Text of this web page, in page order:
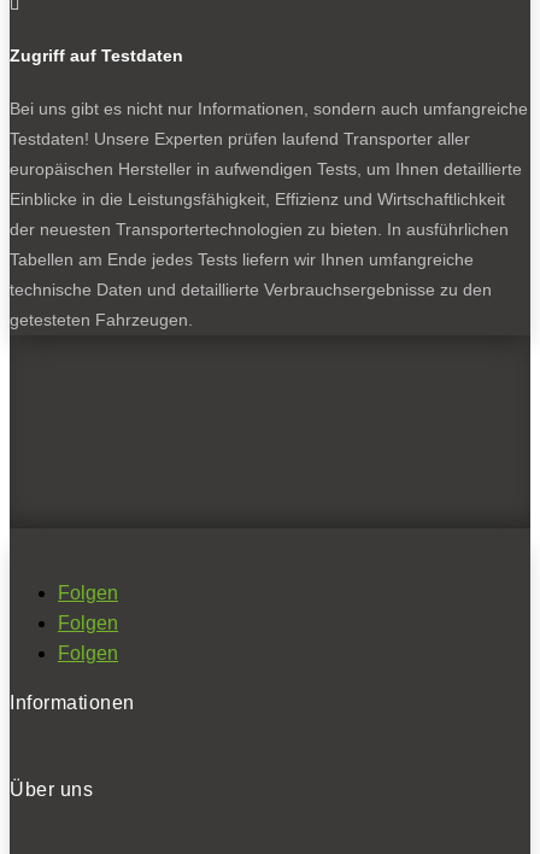

Zugriff auf Testdaten
Bei uns gibt es nicht nur Informationen, sondern auch umfangreiche
Testdaten! Unsere Experten prüfen laufend Transporter aller
europäischen Hersteller in aufwendigen Tests, um Ihnen detaillierte
Einblicke in die Leistungsfähigkeit, Effizienz und Wirtschaftlichkeit
der neuesten Transportertechnologien zu bieten. In ausführlichen
Tabellen am Ende jedes Tests liefern wir Ihnen umfangreiche
technische Daten und detaillierte Verbrauchsergebnisse zu den
getesteten Fahrzeugen.
Folgen
Folgen
Folgen
Informationen
Über uns